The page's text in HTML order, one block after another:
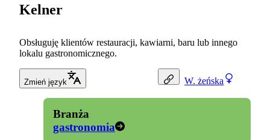
W. żeńska
Kelner
Obsługuję klientów restauracji, kawiarni, baru lub innego
lokalu gastronomicznego.
Zmień język
Branża
gastronomia